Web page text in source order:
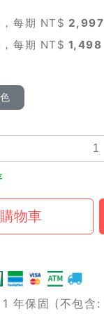
每期 NT$ 2,997
每期 NT$ 1,498
1 年保固 (不包